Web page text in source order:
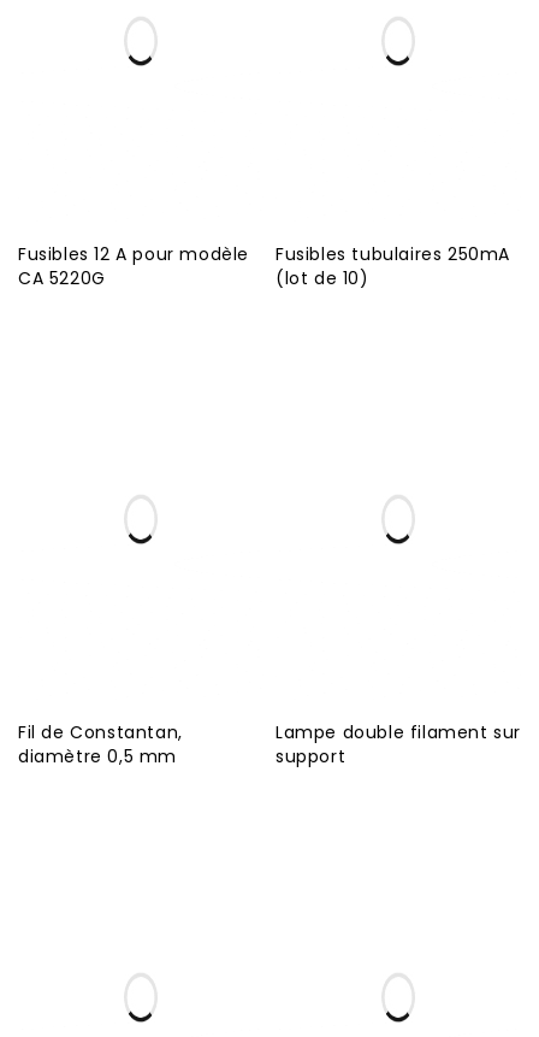
Fusibles 12 A pour modèle
CA 5220G
Fusibles tubulaires 250mA
(lot de 10)
Fil de Constantan,
diamètre 0,5 mm
Lampe double filament sur
support